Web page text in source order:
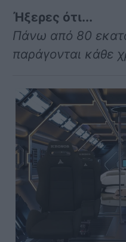
Ήξερες ότι...
Πάνω από 80
παράγονται κάθε